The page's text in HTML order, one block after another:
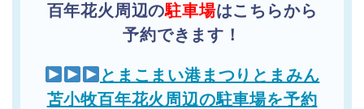
百年花火周辺の駐車場はこちらから
予約できます！
とまこまい港まつりとまみん
苫小牧百年花火周辺の駐車場を予約